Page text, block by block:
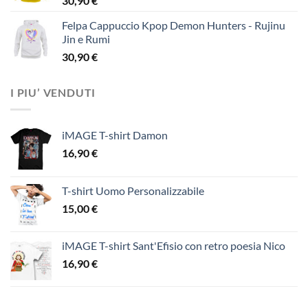
Felpa Cappuccio Kpop Demon Hunters - Rujinu
Jin e Rumi
30,90€
I PIU’ VENDUTI
iMAGE T-shirt Damon
16,90€
T-shirt Uomo Personalizzabile
15,00€
iMAGE T-shirt Sant'Efisio con retro poesia Nico
16,90€